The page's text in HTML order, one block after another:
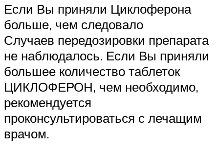
Если Вы приняли Циклоферона
больше, чем следовало
Случаев передозировки препарата
не наблюдалось. Если Вы приняли
большее количество таблеток
ЦИКЛОФЕРОН, чем необходимо,
рекомендуется
проконсультироваться с лечащим
врачом.